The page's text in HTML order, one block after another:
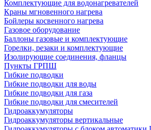
Комплектующие для водонагревателей
Краны мгновенного нагрева
Бойлеры косвенного нагрева
Газовое оборудование
Баллоны газовые и комплектующие
Горелки, резаки и комплектующие
Изолирующие соединения, фланцы
Пункты ГРПШ
Гибкие подводки
Гибкие подводки для воды
Гибкие подводки для газа
Гибкие подводки для смесителей
Гидроаккумуляторы
Гидроаккумуляторы вертикальные